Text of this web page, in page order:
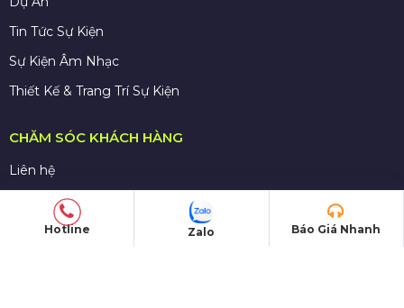
Tin Tức Sự Kiện
Sự Kiện Âm Nhạc
Thiết Kế & Trang Trí Sự Kiện
CHĂM SÓC KHÁCH HÀNG
Liên hệ
Tra cứu đơn hàng
Hướng dẫn đăng ký
Hotline Báo Giá Nhanh
Zalo